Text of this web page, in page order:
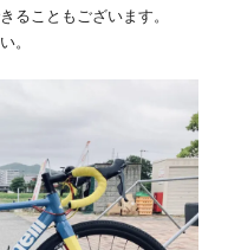
ることもございます。
。